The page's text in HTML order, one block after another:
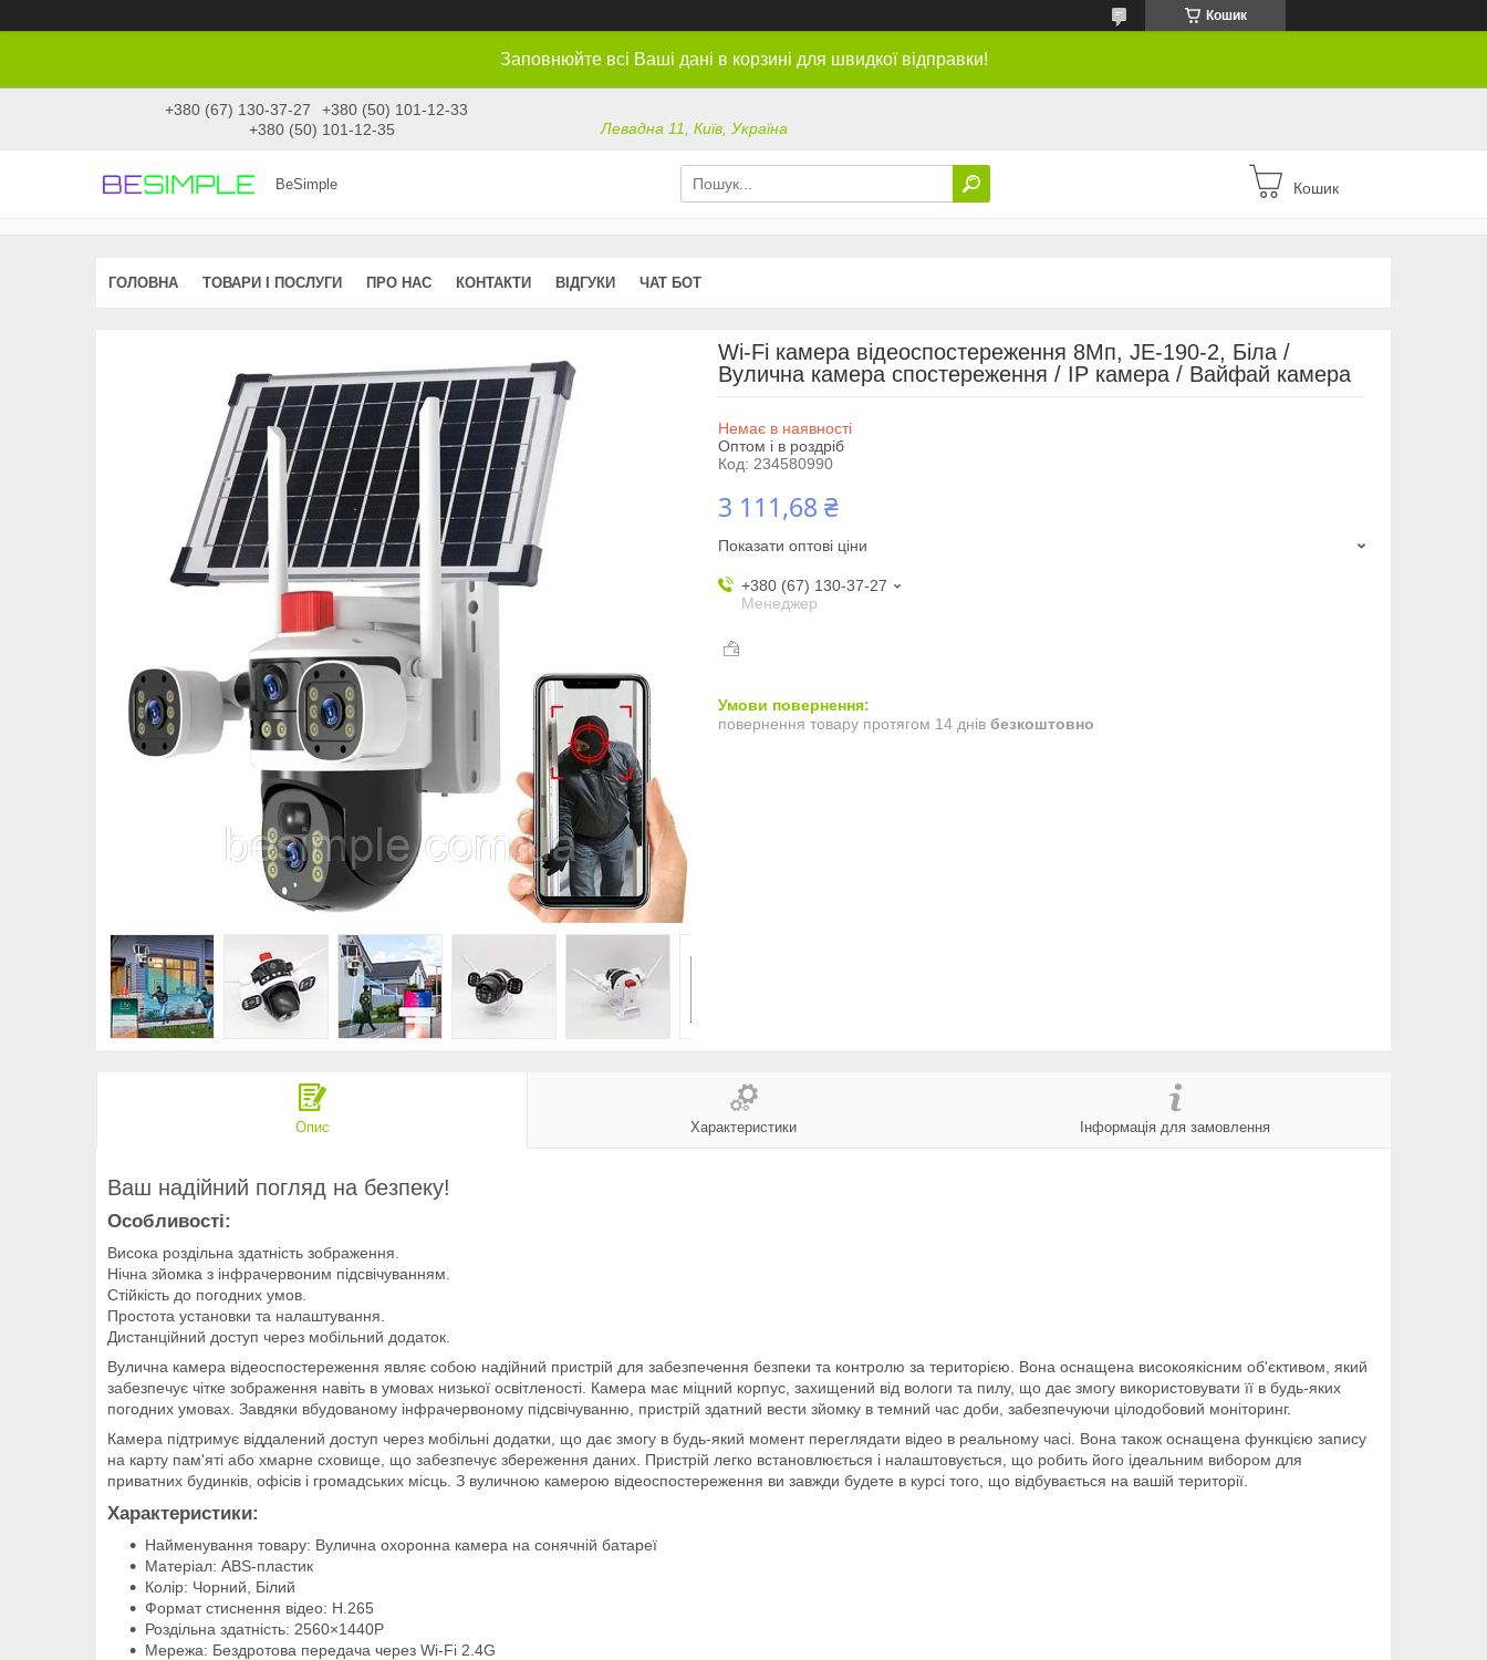
Кошик
Заповнюйте всі Ваші дані в корзині для швидкої відправки!
+380 (67) 130-37-27
+380 (50) 101-12-33
+380 (50) 101-12-35
Левадна 11, Київ, Україна
BeSimple Кошик
ГОЛОВНА ТОВАРИ І ПОСЛУГИ ПРО НАС КОНТАКТИ ВІДГУКИ ЧАТ БОТ
Wi-Fi камера відеоспостереження 8Мп, JE-190-2, Біла /
Вулична камера спостереження / IP камера / Вайфай камера
Немає в наявності
Оптом і в роздріб
Код: 234580990
3 111,68 ₴
Показати оптові ціни
+380 (67) 130-37-27
Менеджер
повернення товару протягом 14 днів безкоштовно
Опис Характеристики Інформація для замовлення
Ваш надійний погляд на безпеку!
Особливості:
Висока роздільна здатність зображення.
Нічна зйомка з інфрачервоним підсвічуванням.
Стійкість до погодних умов.
Простота установки та налаштування.
Дистанційний доступ через мобільний додаток.
Вулична камера відеоспостереження являє собою надійний пристрій для забезпечення безпеки та контролю за територією. Вона оснащена високоякісним об'єктивом, який
забезпечує чітке зображення навіть в умовах низької освітленості. Камера має міцний корпус, захищений від вологи та пилу, що дає змогу використовувати її в будь-яких
погодних умовах. Завдяки вбудованому інфрачервоному підсвічуванню, пристрій здатний вести зйомку в темний час доби, забезпечуючи цілодобовий моніторинг.
Камера підтримує віддалений доступ через мобільні додатки, що дає змогу в будь-який момент переглядати відео в реальному часі. Вона також оснащена функцією запису
на карту пам'яті або хмарне сховище, що забезпечує збереження даних. Пристрій легко встановлюється і налаштовується, що робить його ідеальним вибором для
приватних будинків, офісів і громадських місць. З вуличною камерою відеоспостереження ви завжди будете в курсі того, що відбувається на вашій території.
Характеристики:
Найменування товару: Вулична охоронна камера на сонячній батареї
Матеріал: ABS-пластик
Колір: Чорний, Білий
Формат стиснення відео: H.265
Роздільна здатність: 2560×1440P
Мережа: Бездротова передача через Wi-Fi 2.4G